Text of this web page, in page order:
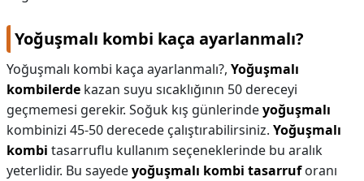
Yoğuşmalı kombi kaça ayarlanmalı?
Yoğuşmalı kombi kaça ayarlanmalı?, Yoğuşmalı
kombilerde kazan suyu sıcaklığının 50 dereceyi
geçmemesi gerekir. Soğuk kış günlerindeyoğuşmalı
kombinizi 45-50 derecede çalıştırabilirsiniz. Yoğuşmalı
kombi tasarruflu kullanım seçeneklerinde bu aralık
yeterlidir. Bu sayedeyoğuşmalı kombi tasarruforanı